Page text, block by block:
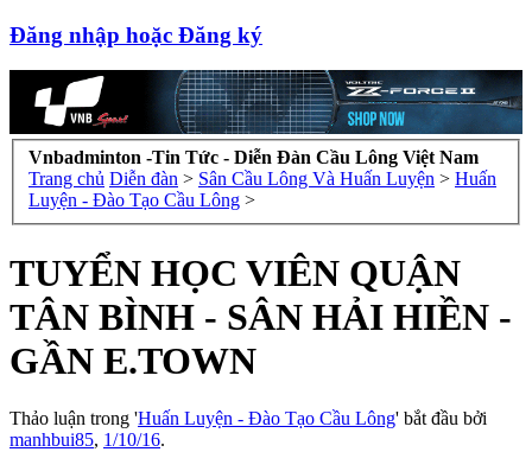
Đăng nhập hoặc Đăng ký
Vnbadminton -Tin Tức - Diễn Đàn Cầu Lông Việt Nam
Trang chủ Diễn đàn > Sân Cầu Lông Và Huấn Luyện > Huấn
Luyện - Đào Tạo Cầu Lông >
TUYỂN HỌC VIÊN QUẬN
TÂN BÌNH - SÂN HẢI HIỀN -
GẦN E.TOWN
Thảo luận trong 'Huấn Luyện - Đào Tạo Cầu Lông' bắt đầu bởi
manhbui85, 1/10/16.